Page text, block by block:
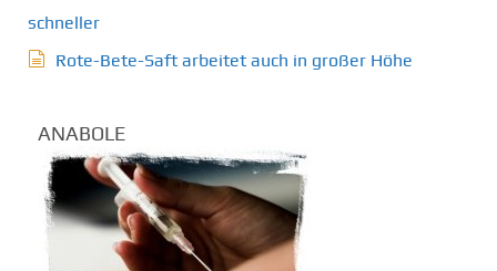
schneller
Rote-Bete-Saft arbeitet auch in großer Höhe
ANABOLE